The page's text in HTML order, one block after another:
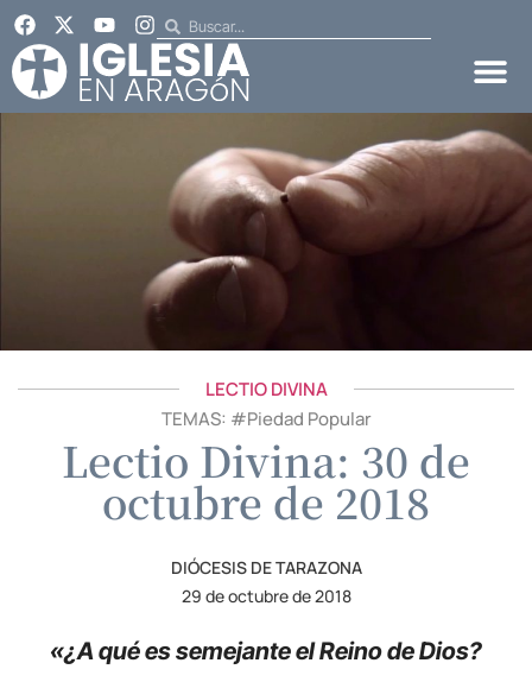
LECTIO DIVINA
TEMAS: #Piedad Popular
Lectio Divina: 30 de
octubre de 2018
DIÓCESIS DE TARAZONA
29 de octubre de 2018
«¿A qué es semejante el Reino de Dios?